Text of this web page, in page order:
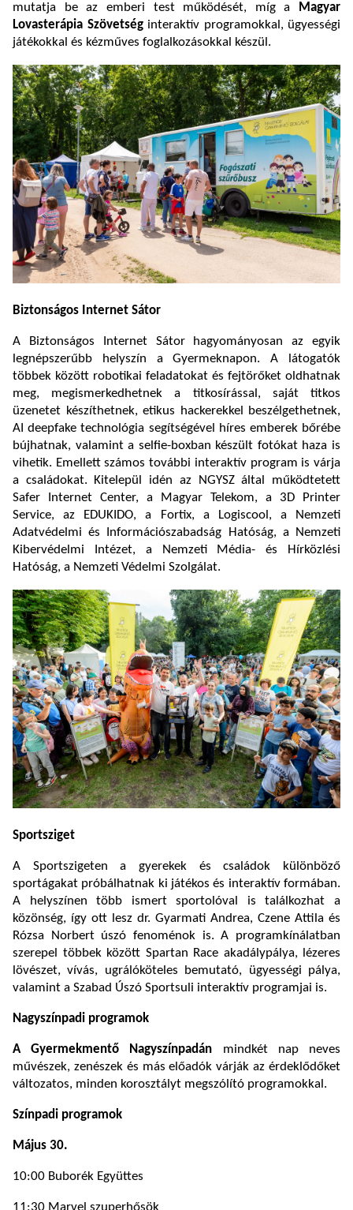
mutatja be az emberi test működését, míg a
Magyar
Lovasterápia Szövetséginteraktív programokkal, ügyességi
játékokkal és kézműves foglalkozásokkal készül.
Biztonságos Internet Sátor
A Biztonságos Internet Sátor hagyományosan az egyik
legnépszerűbb helyszín a Gyermeknapon. A látogatók
többek között robotikai feladatokat és fejtörőket oldhatnak
meg, megismerkedhetnek a titkosírással, saját titkos
üzenetet készíthetnek, etikus hackerekkel beszélgethetnek,
AI deepfake technológia segítségével híres emberek bőrébe
bújhatnak, valamint a selfie-boxban készült fotókat haza is
vihetik. Emellett számos további interaktív program is várja
a családokat. Kitelepül idén az NGYSZ által működtetett
Safer Internet Center, a Magyar Telekom, a 3D Printer
Service, az EDUKIDO, a Fortix, a Logiscool, a Nemzeti
Adatvédelmi és Információszabadság Hatóság, a Nemzeti
Kibervédelmi Intézet, a Nemzeti Média- és Hírközlési
Hatóság, a Nemzeti Védelmi Szolgálat.
Sportsziget
A Sportszigeten a gyerekek és családok különböző
sportágakat próbálhatnak ki játékos és interaktív formában.
A helyszínen több ismert sportolóval is találkozhat a
közönség, így ott lesz dr. Gyarmati Andrea, Czene Attila és
Rózsa Norbert úszó fenoménok is. A programkínálatban
szerepel többek között Spartan Race akadálypálya, lézeres
lövészet, vívás, ugrálóköteles bemutató, ügyességi pálya,
valamint a Szabad Úszó Sportsuli interaktív programjai is.
Nagyszínpadi programok
A Gyermekmentő Nagyszínpadán mindkét nap neves
művészek, zenészek és más előadók várják az érdeklődőket
változatos, minden korosztályt megszólító programokkal.
Színpadi programok
Május 30.
10:00 Buborék Együttes